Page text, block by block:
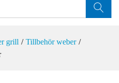
grill / Tillbehör weber /